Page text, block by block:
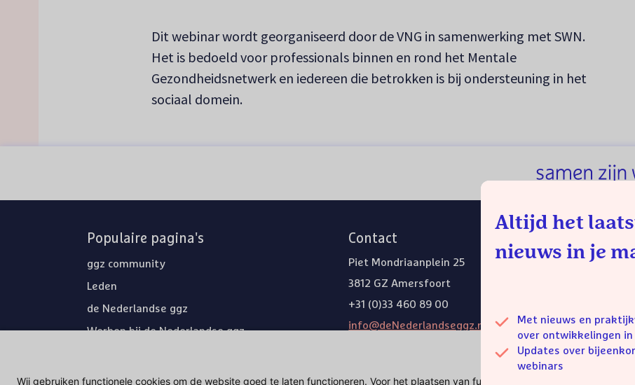
Altijd het
nieuws in je
Met nieuws en
over ontwikkelingen in
Updates over
webinars
Dit webinar wordt georganiseerd door de VNG in samenwerking met SWN.
Het is bedoeld voor professionals binnen en rond het Mentale
Gezondheidsnetwerk en iedereen die betrokken is bij ondersteuning in het
sociaal domein.
Populaire pagina's
ggz community
Leden
de Nederlandse ggz
Werken bij de Nederlandse ggz
Nieuwsbrieven
Contact
Piet Mondriaanplein 25
3812 GZ Amersfoort
+31 (0)33 460 89 00
info@deNederlandseggz.nl
Wij gebruiken functionele cookies om de website goed te laten functioneren. Voor het plaatsen van functionele cookies is geen